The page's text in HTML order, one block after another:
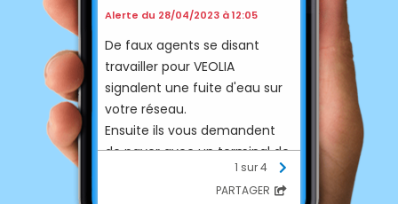
Alerte du 28/04/2023 à 12:05
De faux agents se disant
travailler pour VEOLIA
signalent une fuite d'eau sur
votre réseau.
Ensuite ils vous demandent
de payer avec un terminal de
carte bleu la somme de 20
euros et récupèrent ainsi
1 sur 4
PARTAGER